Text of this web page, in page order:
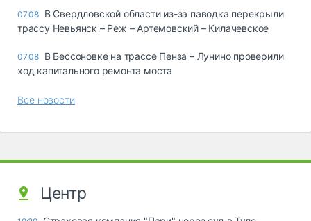
07.08 В Свердловской области из-за паводка перекрыли
трассу Невьянск – Реж – Артемовский – Килачевское
07.08 В Бессоновке на трассе Пенза – Лунино проверили
ход капитального ремонта моста
Все новости
Центр